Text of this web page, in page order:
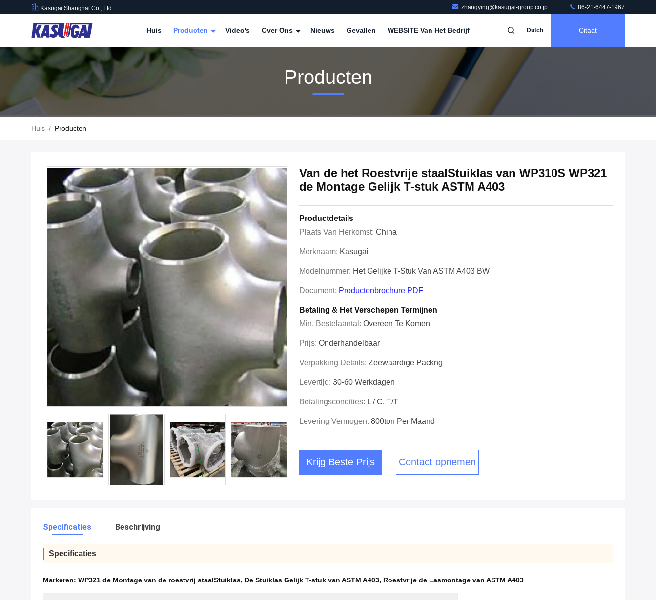
Kasugai Shanghai Co., Ltd. zhangying@kasugai-group.co.jp 86-21-6447-1967
Huis Producten Video's Over Ons Nieuws Gevallen WEBSITE Van Het Bedrijf Dutch Citaat
Producten
Huis / Producten
Van de het Roestvrije staalStuiklas van WP310S WP321
de Montage Gelijk T-stuk ASTM A403
Productdetails
Plaats Van Herkomst: China
Merknaam: Kasugai
Modelnummer: Het Gelijke T-Stuk Van ASTM A403 BW
Document: Productenbrochure PDF
Betaling & Het Verschepen Termijnen
Min. Bestelaantal: Overeen Te Komen
Prijs: Onderhandelbaar
Verpakking Details: Zeewaardige Packng
Levertijd: 30-60 Werkdagen
Betalingscondities: L / C, T/T
Levering Vermogen: 800ton Per Maand
Krijg Beste Prijs Contact opnemen
Specificaties Beschrijving
Specificaties
Markeren: WP321 de Montage van de roestvrij staalStuiklas, De Stuiklas Gelijk T-stuk van ASTM A403, Roestvrije de Lasmontage van ASTM A403